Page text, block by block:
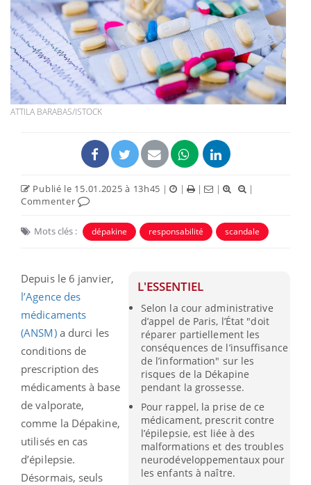
ATTILA BARABAS/ISTOCK
Publié le 15.01.2025 à 13h45 | | | |
|
Commenter
Mots clés : dépakine responsabilité scandale
L'ESSENTIEL
Selon la cour administrative
d’appel de Paris, l’État "doit
réparer partiellement les
conséquences de l’insuffisance
de l’information" sur les
risques de la Dékapine
pendant la grossesse.
Pour rappel, la prise de ce
médicament, prescrit contre
l’épilepsie, est liée à des
malformations et des troubles
neurodéveloppementaux pour
les enfants à naître.
Depuis le 6 janvier,
l’Agence des
médicaments
(ANSM)a durci les
conditions de
prescription des
médicaments à base
de valporate,
comme la Dépakine,
utilisés en cas
d’épilepsie.
Désormais, seuls